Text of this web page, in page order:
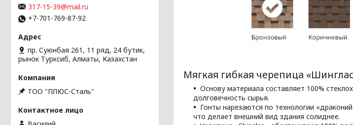
Мягкая гибкая черепица
Основу материала составляет 100%
долговечность сырья.
Гонты нарезаются по технологии
что делает внешний вид здания солиднее.
317-15-39@mail.ru
+7-701-769-87-92
пр. Суюнбая 261, 11 ряд, 24 бутик,
рынок Турксиб, Алматы, Казахстан
ТОО "ПЛЮС-Сталь"